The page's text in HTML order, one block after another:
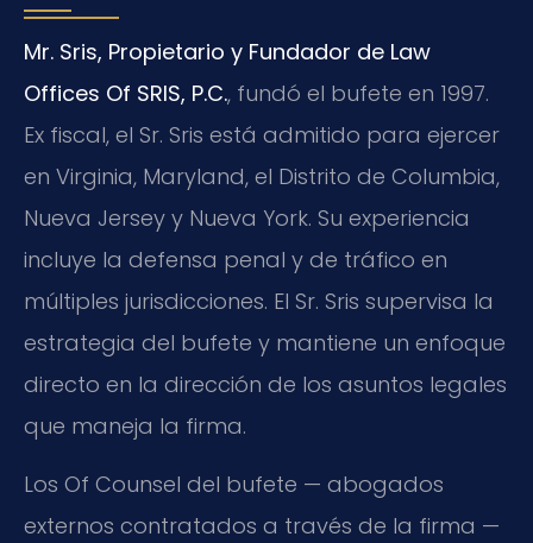
Mr. Sris, Propietario y Fundador de Law
Offices Of SRIS, P.C., fundó el bufete en 1997.
Ex fiscal, el Sr. Sris está admitido para ejercer
en Virginia, Maryland, el Distrito de Columbia,
Nueva Jersey y Nueva York. Su experiencia
incluye la defensa penal y de tráfico en
múltiples jurisdicciones. El Sr. Sris supervisa la
estrategia del bufete y mantiene un enfoque
directo en la dirección de los asuntos legales
que maneja la firma.
Los Of Counsel del bufete — abogados
externos contratados a través de la firma —